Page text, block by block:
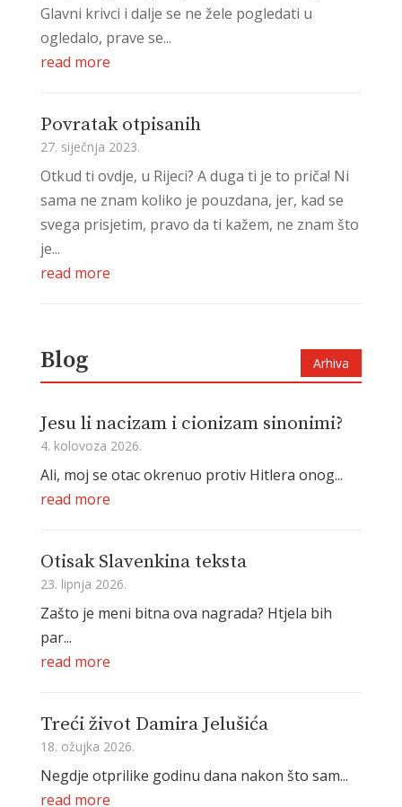
Glavni krivci i dalje se ne žele pogledati u
ogledalo, prave se...
read more
Povratak otpisanih
27. siječnja 2023.
Otkud ti ovdje, u Rijeci? A duga ti je to priča! Ni
sama ne znam koliko je pouzdana, jer, kad se
svega prisjetim, pravo da ti kažem, ne znam što
je...
read more
Blog Arhiva
Jesu li nacizam i cionizam sinonimi?
4. kolovoza 2026.
Ali, moj se otac okrenuo protiv Hitlera onog...
read more
Otisak Slavenkina teksta
23. lipnja 2026.
Zašto je meni bitna ova nagrada? Htjela bih
par...
read more
Treći život Damira Jelušića
18. ožujka 2026.
Negdje otprilike godinu dana nakon što sam...
read more